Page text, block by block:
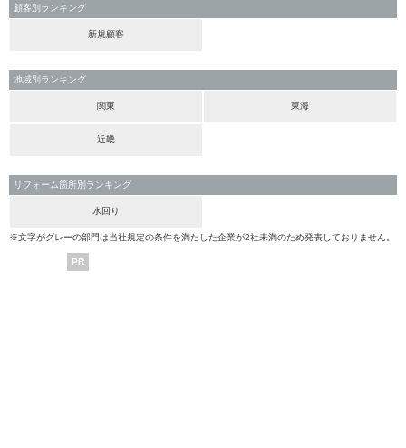
顧客別ランキング
新規顧客
地域別ランキング
関東 東海
近畿
リフォーム箇所別ランキング
水回り
※文字がグレーの部門は当社規定の条件を満たした企業が2社未満のため発表しておりません。
PR